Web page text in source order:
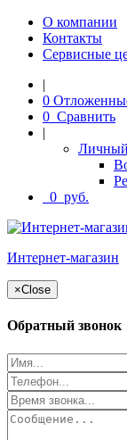
О компании
Контакты
Сервисные
|
0
0 Сравнить
|
0 руб.
Интернет-магазин
×Close
Обратный звонок